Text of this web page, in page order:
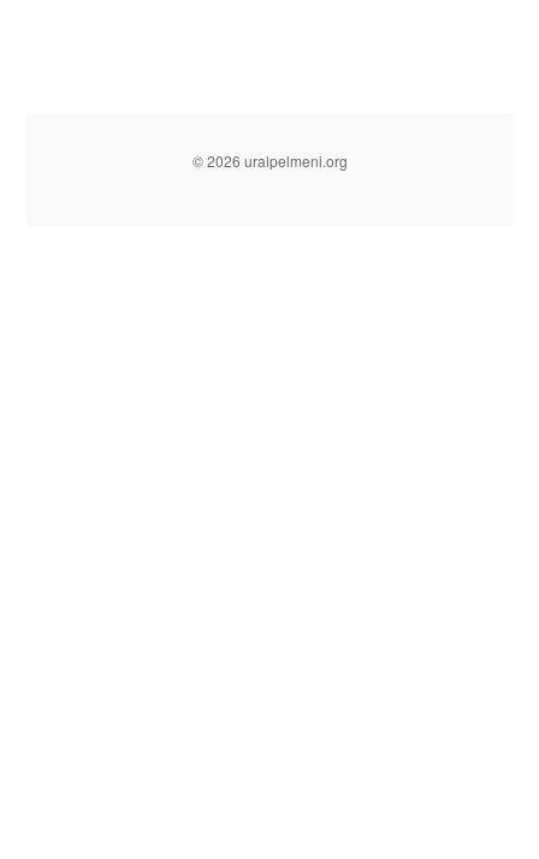
© 2026 uralpelmeni.org